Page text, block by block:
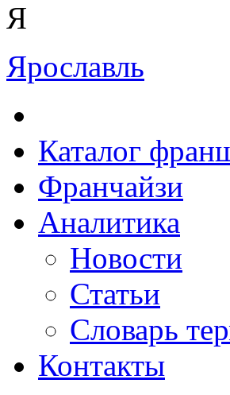
Я
Ярославль
Каталог
Франчайзи
Аналитика
Новости
Статьи
Словарь
Контакты